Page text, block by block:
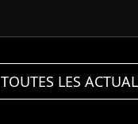
TOUTES LES